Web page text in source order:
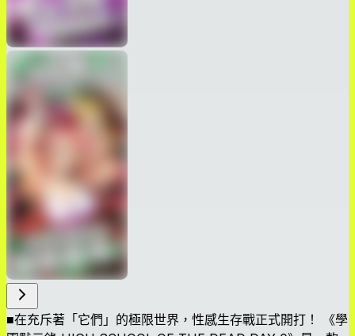
■在充斥著「它們」的極限世界，性感生存戰正式開打！ 《學